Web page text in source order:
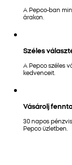
A Pepco-ban
árakon.
Széles
A Pepco széles
kedvenceit.
Vásárolj
30 napos
Pepco üzletben.